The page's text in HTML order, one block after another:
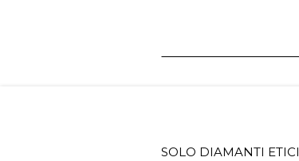
SOLO DIAMANTI ETICI